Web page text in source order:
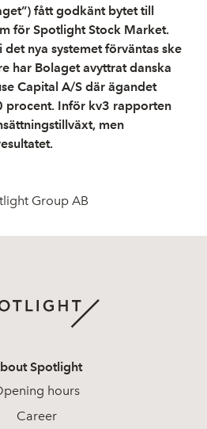
fått godkänt bytet till
för Spotlight Stock Market.
nya systemet förväntas ske
har Bolaget avyttrat danska
Capital A/S där ägandet
procent. Inför kv3 rapporten
men
Group AB
Spotlight
hours
Career